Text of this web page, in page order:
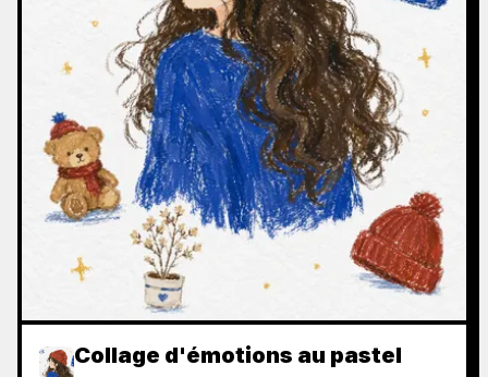
Collage d'émotions au pastel